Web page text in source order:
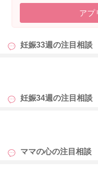
かうことになります。
今、抱えている気持ちにの
あるならば、産んだ後もそ
ません。
このまま産んで育てるなら
や価値観は、産んだら変わ
す。このまま家族でいた
ならば、自分たちなりの家
ば、生んですぐに養子に出
アプ
妊娠33週の注目相談
妊娠34週の注目相談
ママの心の注目相談